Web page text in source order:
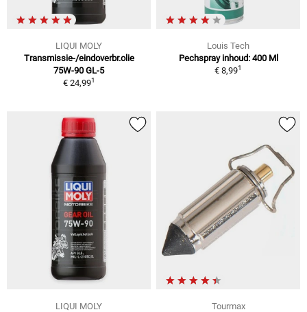
LIQUI MOLY
Transmissie-/eindoverbr.olie
75W-90 GL-5
€ 24,991
Louis Tech
Pechspray inhoud: 400 Ml
€ 8,991
LIQUI MOLY
Tourmax